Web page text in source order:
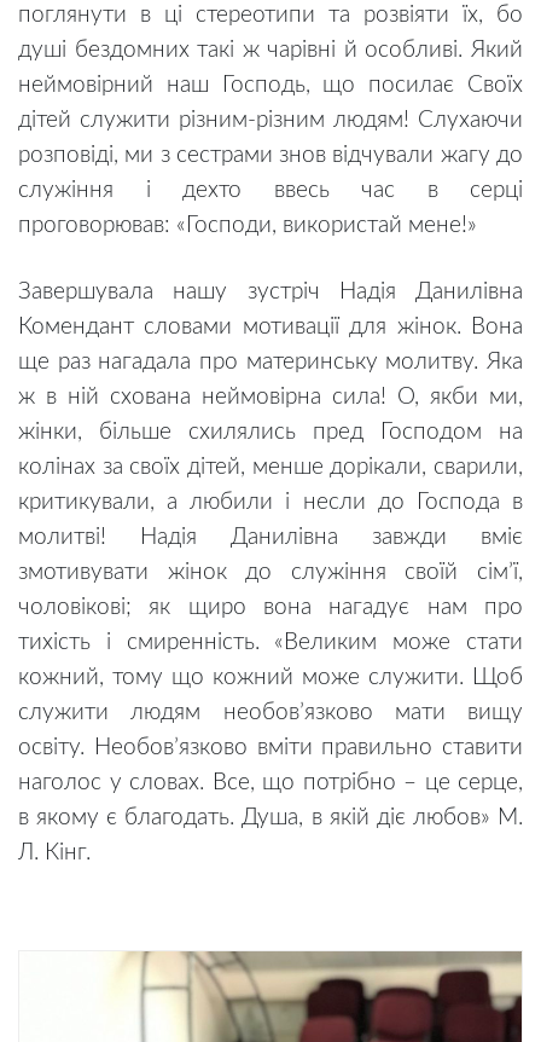
поглянути в ці стереотипи та розвіяти їх, бо
душі бездомних такі ж чарівні й особливі. Який
неймовірний наш Господь, що посилає Своїх
дітей служити різним-різним людям! Слухаючи
розповіді, ми з сестрами знов відчували жагу до
служіння і дехто ввесь час в серці
проговорював: «Господи, використай мене!»
Завершувала нашу зустріч Надія Данилівна
Комендант словами мотивації для жінок. Вона
ще раз нагадала про материнську молитву. Яка
ж в ній схована неймовірна сила! О, якби ми,
жінки, більше схилялись пред Господом на
колінах за своїх дітей, менше дорікали, сварили,
критикували, а любили і несли до Господа в
молитві! Надія Данилівна завжди вміє
змотивувати жінок до служіння своїй сім’ї,
чоловікові; як щиро вона нагадує нам про
тихість і смиренність. «Великим може стати
кожний, тому що кожний може служити. Щоб
служити людям необов’язково мати вищу
освіту. Необов’язково вміти правильно ставити
наголос у словах. Все, що потрібно – це серце,
в якому є благодать. Душа, в якій діє любов» М.
Л. Кінг.